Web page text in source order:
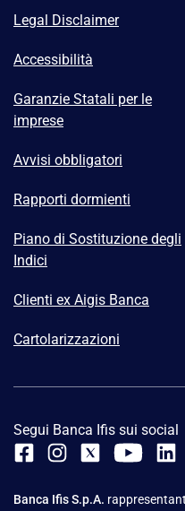
Legal Disclaimer
Accessibilità
Garanzie Statali per le
imprese
Avvisi obbligatori
Rapporti dormienti
Piano di Sostituzione degli
Indici
Clienti ex Aigis Banca
Cartolarizzazioni
Segui Banca Ifis sui social
Banca Ifis S.p.A.